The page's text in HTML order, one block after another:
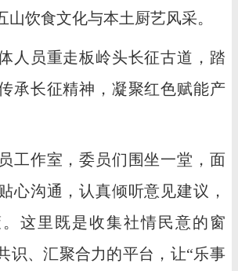
山饮食文化与本土厨艺风采。
员重走板岭头长征古道，踏
承长征精神，凝聚红色赋能产
作室，委员们围坐一堂，面
心沟通，认真倾听意见建议，
这里既是收集社情民意的窗
识、汇聚合力的平台，让“乐事